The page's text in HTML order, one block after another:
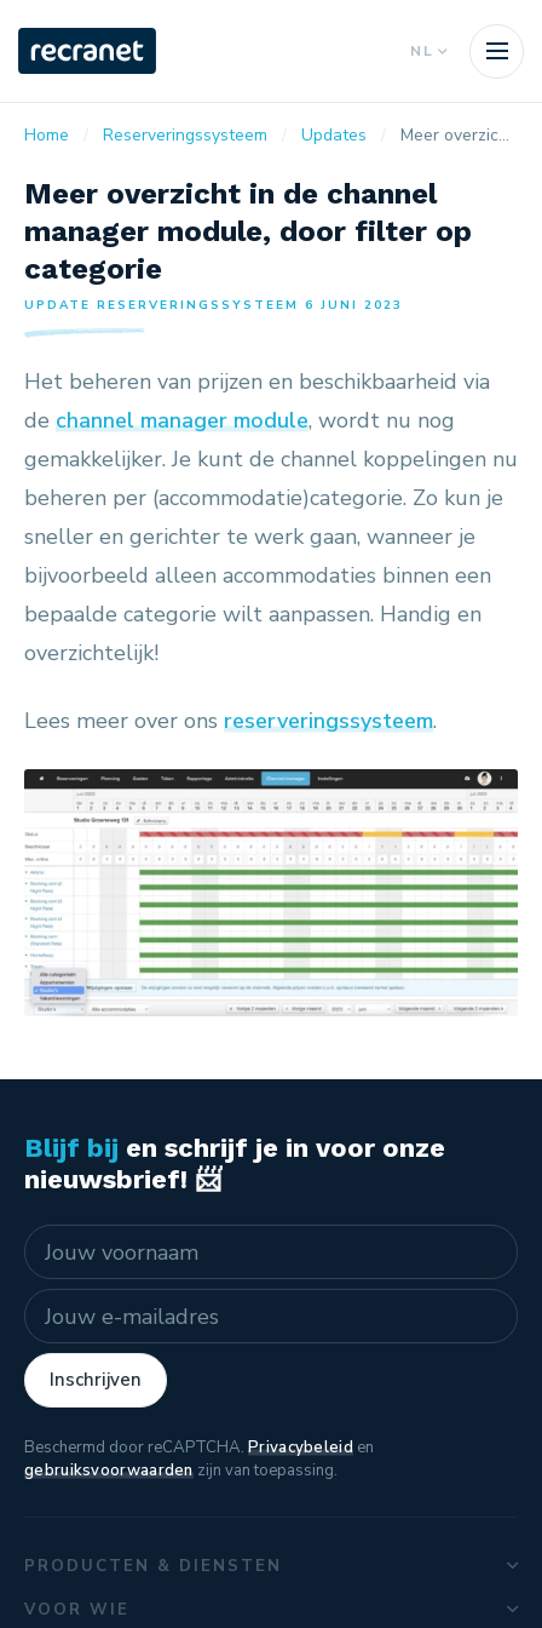
NL
Home Reserveringssysteem Updates Meer overzicht in de channel manager module, door filter op categorie
Meer overzicht in de channel
manager module, door filter op
categorie
UPDATE RESERVERINGSSYSTEEM 6 JUNI 2023
Het beheren van prijzen en beschikbaarheid via
de channel manager module, wordt nu nog
gemakkelijker. Je kunt de channel koppelingen nu
beheren per (accommodatie)categorie. Zo kun je
sneller en gerichter te werk gaan, wanneer je
bijvoorbeeld alleen accommodaties binnen een
bepaalde categorie wilt aanpassen. Handig en
overzichtelijk!
Lees meer over ons reserveringssysteem.
Blijf bij en schrijf je in voor onze
nieuwsbrief! 📨
Naam
E-mailadres
Inschrijven
Beschermd door reCAPTCHA. Privacybeleiden
gebruiksvoorwaardenzijn van toepassing.
PRODUCTEN & DIENSTEN
VOOR WIE